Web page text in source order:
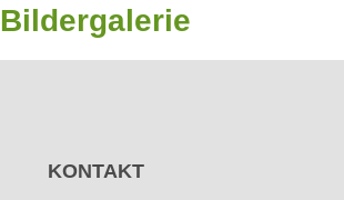
Bildergalerie
KONTAKT